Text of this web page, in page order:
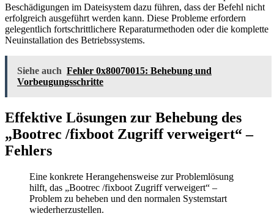
Beschädigungen im Dateisystem dazu führen, dass der Befehl nicht
erfolgreich ausgeführt werden kann. Diese Probleme erfordern
gelegentlich fortschrittlichere Reparaturmethoden oder die komplette
Neuinstallation des Betriebssystems.
Siehe auch Fehler 0x80070015: Behebung und
Vorbeugungsschritte
Effektive Lösungen zur Behebung des
„Bootrec /fixboot Zugriff verweigert“ –
Fehlers
Eine konkrete Herangehensweise zur Problemlösung
hilft, das „Bootrec /fixboot Zugriff verweigert“ –
Problem zu beheben und den normalen Systemstart
wiederherzustellen.